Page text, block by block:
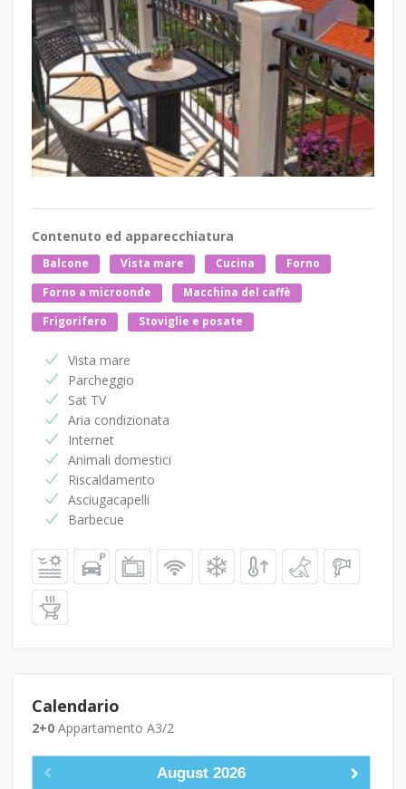
Contenuto ed apparecchiatura
Balcone Vista mare Cucina
Forno
Forno a microonde
Macchina del caffè
Frigorifero
Stoviglie e posate
Vista mare
Parcheggio
Sat TV
Aria condizionata
Internet
Animali domestici
Riscaldamento
Asciugacapelli
Barbecue
Calendario
2+0 Appartamento A3/2
August 2026